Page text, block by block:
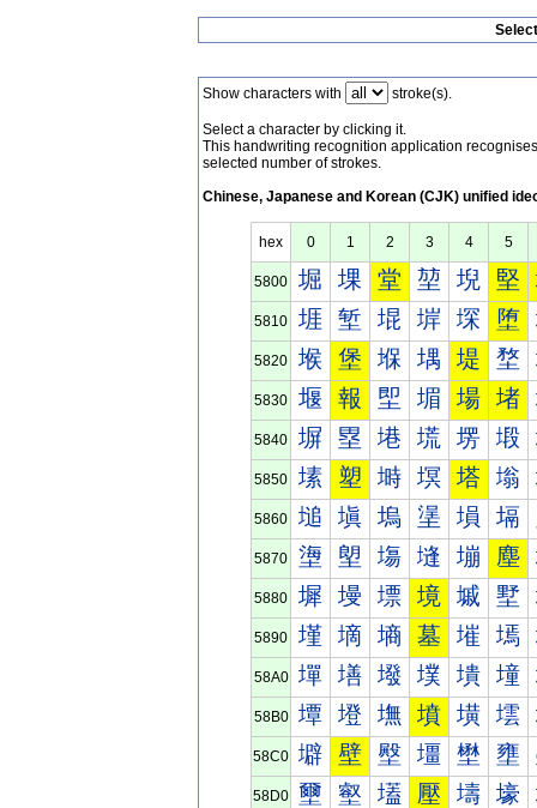
Show characters with stroke(s).
Select a character by clicking it.
This handwriting recognition application
selected number of strokes.
Chinese, Japanese and Korean (CJK) unified
hex 0 1 2 3 4 5
5800 堀 堁 堂 堃 堄 堅
5810 堐 堑 堒 堓 堔 堕
5820 堠 堡 堢 堣 堤 堥
5830 堰 報 堲 堳 場 堵
5840 塀 塁 塂 塃 塄 塅
5850 塐 塑 塒 塓 塔 塕
5860 塠 塡 塢 塣 塤 塥
5870 塰 塱 塲 塳 塴 塵
5880 墀 墁 墂 境 墄 墅
5890 墐 墑 墒 墓 墔 墕
58A0 墠 墡 墢 墣 墤 墥
58B0 墰 墱 墲 墳 墴 墵
58C0 壀 壁 壂 壃 壄 壅
58D0 壐 壑 壒 壓 壔 壕